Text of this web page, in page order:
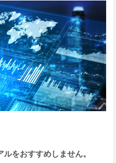
をおすすめしません。